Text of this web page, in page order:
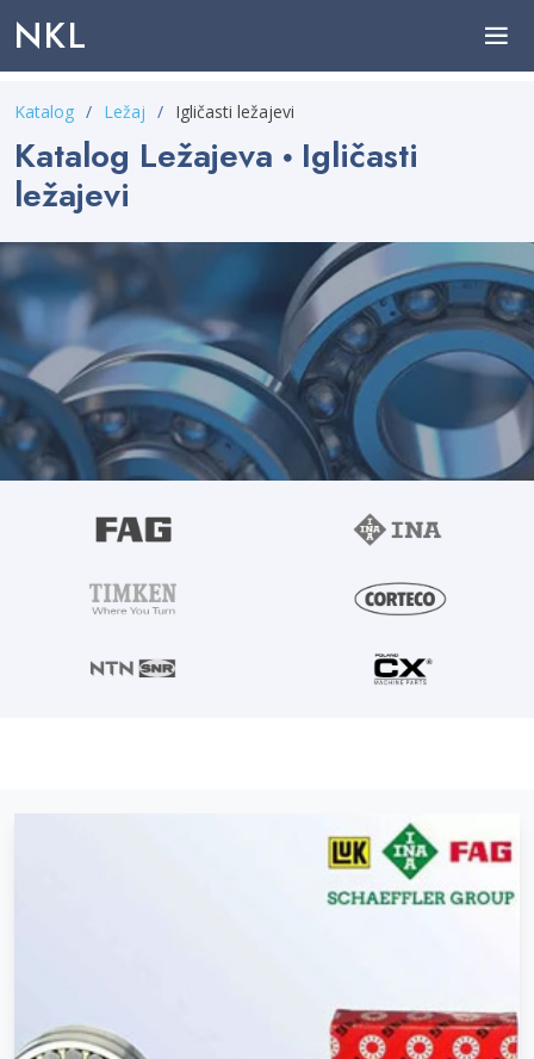
NKL
Katalog Ležaj Igličasti ležajevi
Katalog Ležajeva
Igličasti
ležajevi